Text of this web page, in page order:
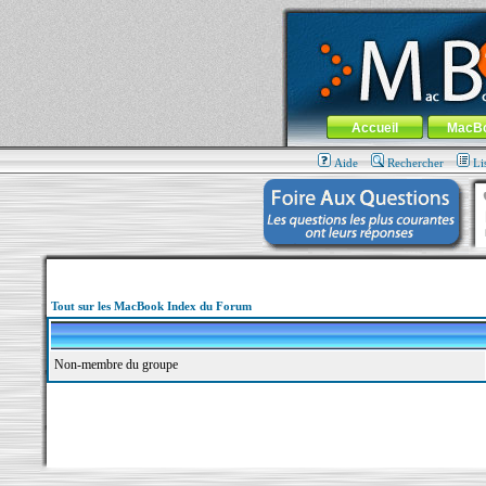
MacBook-fr.com : 100% Apple... 100%
Aller au contenu-Aller au menu
Menu général
Accueil
Aide Rechercher
Tout sur les MacBook Index du Forum
Non-membre du groupe